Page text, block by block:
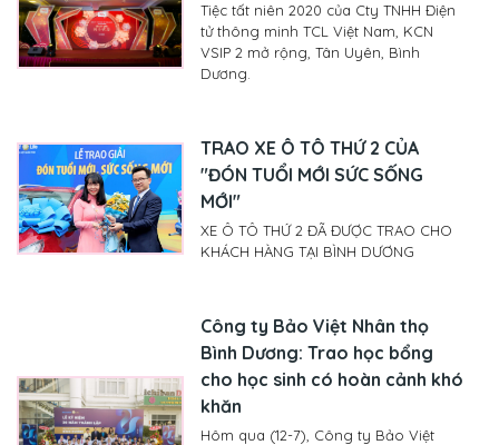
Tiệc tất niên 2020 của Cty TNHH Điện
tử thông minh TCL Việt Nam, KCN
VSIP 2 mở rộng, Tân Uyên, Bình
Dương.
TRAO XE Ô TÔ THỨ 2 CỦA
"ĐÓN TUỔI MỚI SỨC SỐNG
MỚI"
XE Ô TÔ THỨ 2 ĐÃ ĐƯỢC TRAO CHO
KHÁCH HÀNG TẠI BÌNH DƯƠNG
Công ty Bảo Việt Nhân thọ
Bình Dương: Trao học bổng
cho học sinh có hoàn cảnh khó
khăn
Hôm qua (12-7), Công ty Bảo Việt